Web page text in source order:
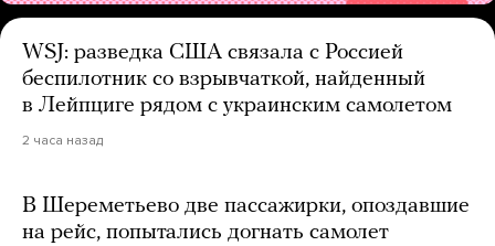
WSJ: разведка США связала с Россией
беспилотник со взрывчаткой, найденный
в Лейпциге рядом с украинским самолетом
2 часа назад
В Шереметьево две пассажирки, опоздавшие
на рейс, попытались догнать самолет